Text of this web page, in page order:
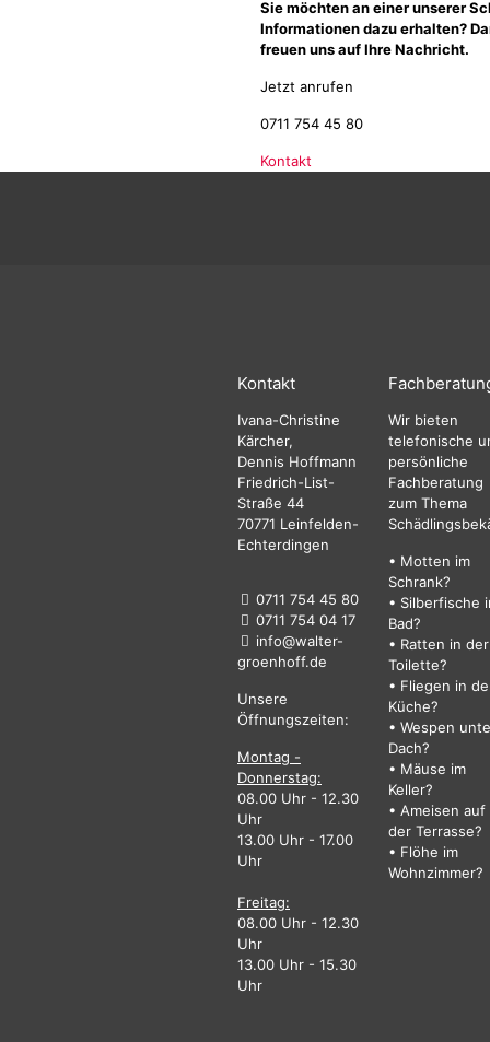
Sie möchten an einer unserer
Informationen dazu erhalten?
freuen uns auf Ihre Nachricht.
Jetzt anrufen
0711 754 45 80
Kontakt
Kontakt
Ivana-Christine
Kärcher,
Dennis Hoffmann
Friedrich-List-
Straße 44
70771 Leinfelden-
Echterdingen
0711 754 45 80
0711 754 04 17
info@walter-
groenhoff.de
Unsere
Öffnungszeiten:
Montag -
Donnerstag:
08.00 Uhr - 12.30
Uhr
13.00 Uhr - 17.00
Uhr
Freitag:
08.00 Uhr - 12.30
Uhr
13.00 Uhr - 15.30
Uhr
Wir bieten
telefonische
persönliche
Fachberatung
zum Thema
• Motten im
Schrank?
• Silberfische
Bad?
• Ratten in der
Toilette?
• Fliegen in
Küche?
• Wespen
Dach?
• Mäuse im
Keller?
• Ameisen auf
der Terrasse?
• Flöhe im
Wohnzimmer?